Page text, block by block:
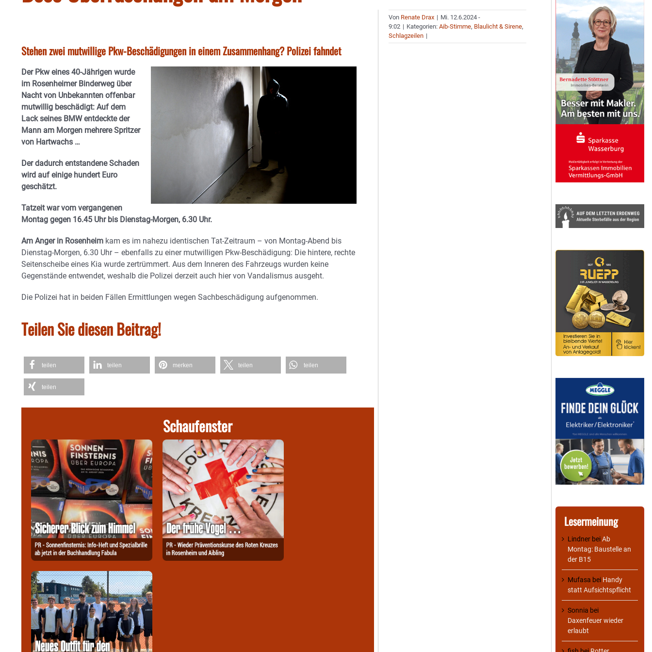
Stehen zwei mutwillige Pkw-Beschädigungen in einem Zusammenhang? Polizei fahndet
Der Pkw eines 40-Jährigen wurde
im Rosenheimer Binderweg über
Nacht von Unbekannten offenbar
mutwillig beschädigt: Auf dem
Lack seines BMW entdeckte der
Mann am Morgen mehrere Spritzer
von Hartwachs …
Der dadurch entstandene Schaden
wird auf einige hundert Euro
geschätzt.
Tatzeit war vom vergangenen
Montag gegen 16.45 Uhr bis Dienstag-Morgen, 6.30 Uhr.
Am Anger in Rosenheim kam es im nahezu identischen Tat-Zeitraum – von Montag-Abend bis
Dienstag-Morgen, 6.30 Uhr – ebenfalls zu einer mutwilligen Pkw-Beschädigung: Die hintere, rechte
Seitenscheibe eines Kia wurde zertrümmert. Aus dem Inneren des Fahrzeugs wurden keine
Gegenstände entwendet, weshalb die Polizei derzeit auch hier von Vandalismus ausgeht.
Die Polizei hat in beiden Fällen Ermittlungen wegen Sachbeschädigung aufgenommen.
Teilen Sie diesen Beitrag!
teilen teilen merken teilen teilen
teilen
Schaufenster
Von Renate Drax | Mi. 12.6.2024 -
9:02 | Kategorien:Aib-Stimme, Blaulicht & Sirene,
Schlagzeilen |
Lesermeinung
Lindner beiAb
Montag: Baustelle an
der B15
Mufasa bei Handy
statt Aufsichtspflicht
Sonnia bei
Daxenfeuer wieder
erlaubt